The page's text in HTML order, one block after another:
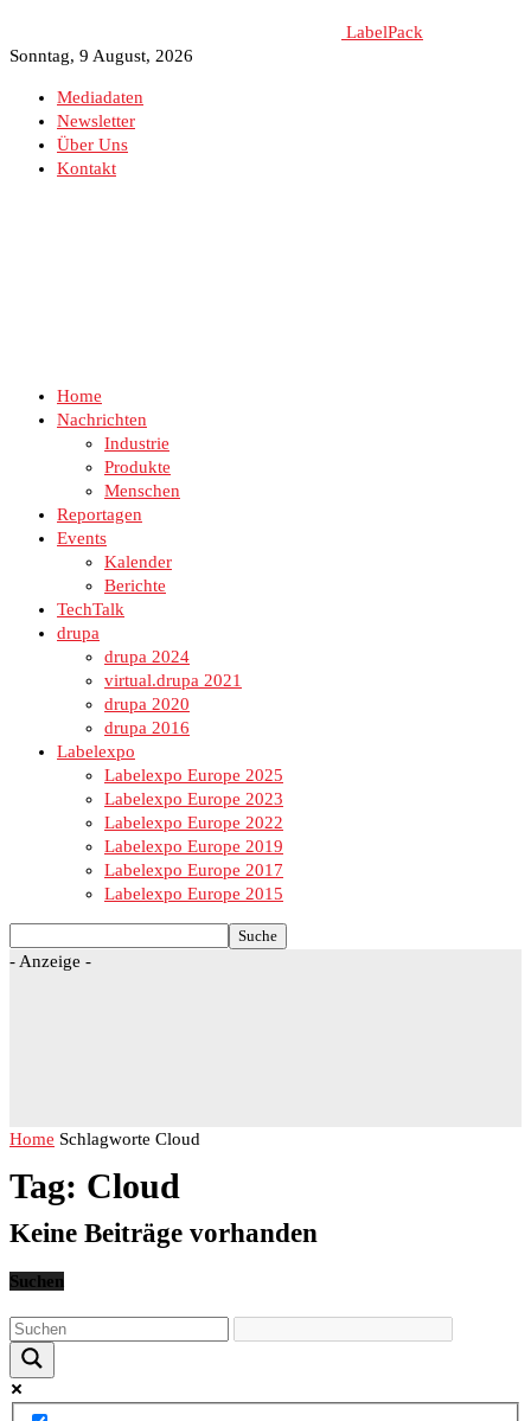
LabelPack
Sonntag, 9 August, 2026
Mediadaten
Newsletter
Über Uns
Kontakt
Home
Nachrichten
Industrie
Produkte
Menschen
Reportagen
Events
Kalender
Berichte
TechTalk
drupa
drupa 2024
virtual.drupa 2021
drupa 2020
drupa 2016
Labelexpo
Labelexpo Europe 2025
Labelexpo Europe 2023
Labelexpo Europe 2022
Labelexpo Europe 2019
Labelexpo Europe 2017
Labelexpo Europe 2015
- Anzeige -
Home Schlagworte Cloud
Tag: Cloud
Keine Beiträge vorhanden
Suchen